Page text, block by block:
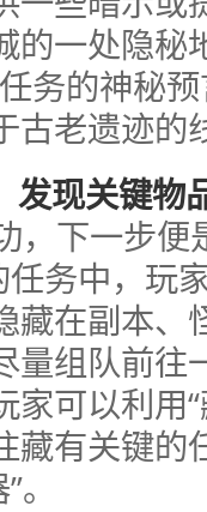
的一处隐秘
务的神秘
古老遗迹的
发现关键物
，下一步
任务中，玩
藏在副本、
量组队前往
家可以利用
藏有关键的